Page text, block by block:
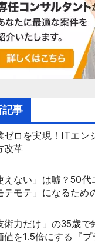
事
ゼロを実現！ITエン
改革
えない」は嘘？50
テモテ」になるため
術力だけ」の35歳
値を1.5倍にする『